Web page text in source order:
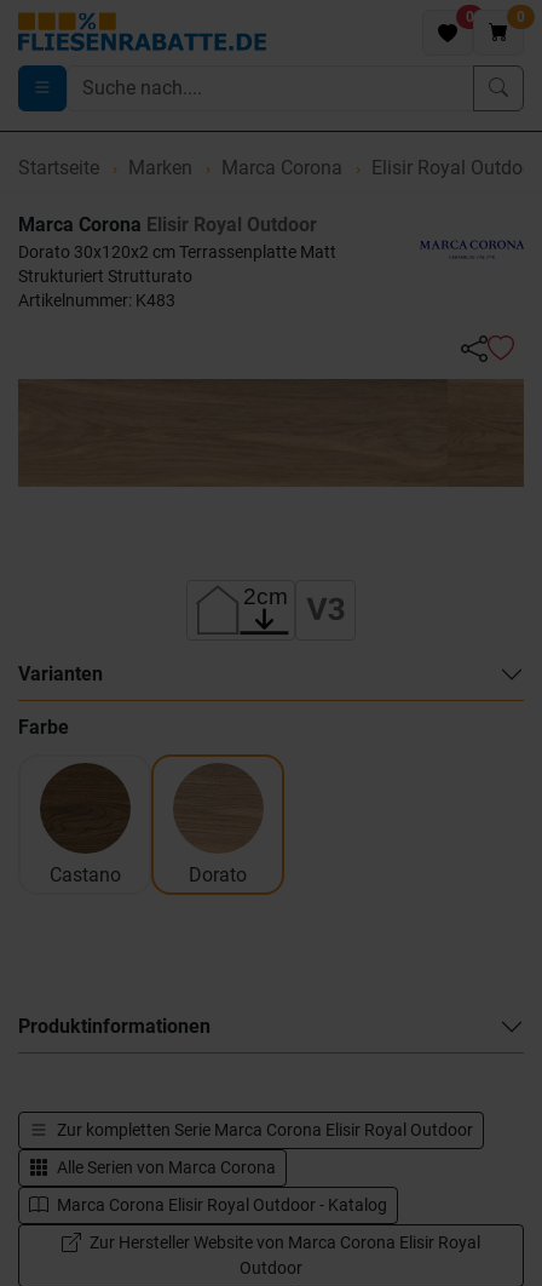
0 0
Startseite Marken Marca Corona Elisir Royal Outdoor
Marca Corona Elisir Royal Outdoor
Dorato 30x120x2 cm Terrassenplatte Matt
Strukturiert Strutturato
Artikelnummer: K483
Varianten
Farbe
Castano Dorato
Produktinformationen
Zur kompletten Serie Marca Corona Elisir Royal Outdoor
Alle Serien von Marca Corona
Marca Corona Elisir Royal Outdoor - Katalog
Zur Hersteller Website von Marca Corona Elisir Royal
Outdoor